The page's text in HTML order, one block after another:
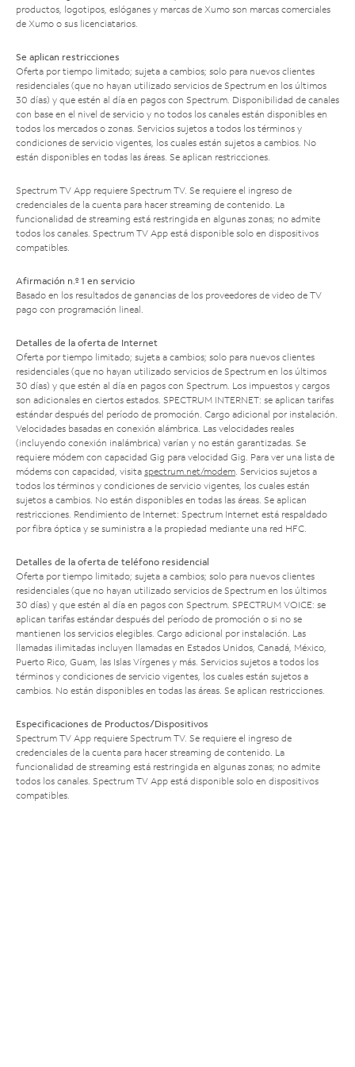
productos, logotipos, eslóganes y marcas de Xumo son marcas comerciales
de Xumo o sus licenciatarios.
Se aplican restricciones
Oferta por tiempo limitado; sujeta a cambios; solo para nuevos clientes
residenciales (que no hayan utilizado servicios de Spectrum en los últimos
30 días) y que estén al día en pagos con Spectrum. Disponibilidad de canales
con base en el nivel de servicio y no todos los canales están disponibles en
todos los mercados o zonas. Servicios sujetos a todos los términos y
condiciones de servicio vigentes, los cuales están sujetos a cambios. No
están disponibles en todas las áreas. Se aplican restricciones.
Spectrum TV App requiere Spectrum TV. Se requiere el ingreso de
credenciales de la cuenta para hacer streaming de contenido. La
funcionalidad de streaming está restringida en algunas zonas; no admite
todos los canales. Spectrum TV App está disponible solo en dispositivos
compatibles.
Afirmación n.º 1 en servicio
Basado en los resultados de ganancias de los proveedores de video de TV
pago con programación lineal.
Detalles de la oferta de Internet
Oferta por tiempo limitado; sujeta a cambios; solo para nuevos clientes
residenciales (que no hayan utilizado servicios de Spectrum en los últimos
30 días) y que estén al día en pagos con Spectrum. Los impuestos y cargos
son adicionales en ciertos estados. SPECTRUM INTERNET: se aplican tarifas
estándar después del período de promoción. Cargo adicional por instalación.
Velocidades basadas en conexión alámbrica. Las velocidades reales
(incluyendo conexión inalámbrica) varían y no están garantizadas. Se
requiere módem con capacidad Gig para velocidad Gig. Para ver una lista de
módems con capacidad, visita spectrum.net/modem. Servicios sujetos a
todos los términos y condiciones de servicio vigentes, los cuales están
sujetos a cambios. No están disponibles en todas las áreas. Se aplican
restricciones. Rendimiento de Internet: Spectrum Internet está respaldado
por fibra óptica y se suministra a la propiedad mediante una red HFC.
Detalles de la oferta de teléfono residencial
Oferta por tiempo limitado; sujeta a cambios; solo para nuevos clientes
residenciales (que no hayan utilizado servicios de Spectrum en los últimos
30 días) y que estén al día en pagos con Spectrum. SPECTRUM VOICE: se
aplican tarifas estándar después del período de promoción o si no se
mantienen los servicios elegibles. Cargo adicional por instalación. Las
llamadas ilimitadas incluyen llamadas en Estados Unidos, Canadá, México,
Puerto Rico, Guam, las Islas Vírgenes y más. Servicios sujetos a todos los
términos y condiciones de servicio vigentes, los cuales están sujetos a
cambios. No están disponibles en todas las áreas. Se aplican restricciones.
Especificaciones de Productos/Dispositivos
Spectrum TV App requiere Spectrum TV. Se requiere el ingreso de
credenciales de la cuenta para hacer streaming de contenido. La
funcionalidad de streaming está restringida en algunas zonas; no admite
todos los canales. Spectrum TV App está disponible solo en dispositivos
compatibles.